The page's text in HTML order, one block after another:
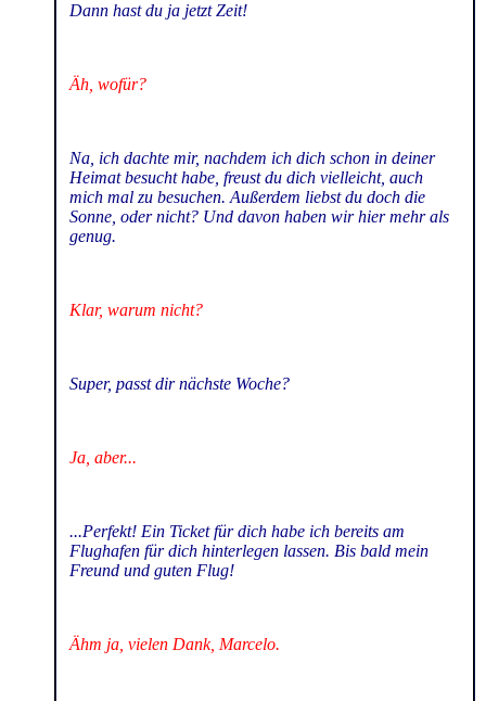
Dann hast du ja jetzt Zeit!
Äh, wofür?
Na, ich dachte mir, nachdem ich dich schon in deiner
Heimat besucht habe, freust du dich vielleicht, auch
mich mal zu besuchen. Außerdem liebst du doch die
Sonne, oder nicht? Und davon haben wir hier mehr als
genug.
Klar, warum nicht?
Super, passt dir nächste Woche?
Ja, aber...
...Perfekt! Ein Ticket für dich habe ich bereits am
Flughafen für dich hinterlegen lassen. Bis bald mein
Freund und guten Flug!
Ähm ja, vielen Dank, Marcelo.